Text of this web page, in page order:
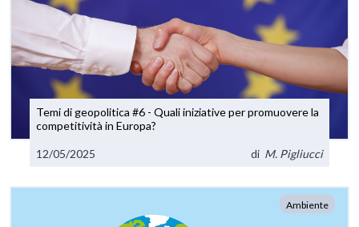
Temi di geopolitica #6 - Quali iniziative per promuovere la
competitività in Europa?
12/05/2025 di M. Pigliucci
Ambiente